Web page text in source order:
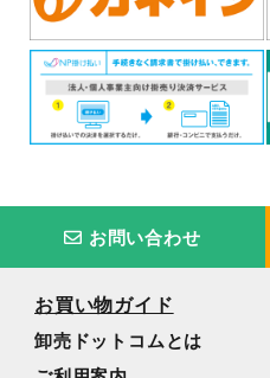
お問い合わせ
お買い物ガイド
卸売ドットコムとは